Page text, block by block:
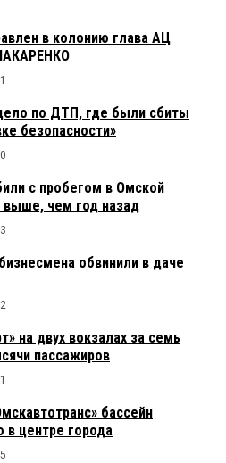
в колонию глава АЦ
по ДТП, где были сбиты
безопасности»
с пробегом в Омской
выше, чем год назад
обвинили в даче
на двух вокзалах за семь
пассажиров
бассейн
центре города